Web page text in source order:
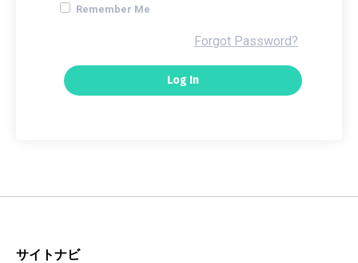
Remember Me
Forgot Password?
サイトナビ